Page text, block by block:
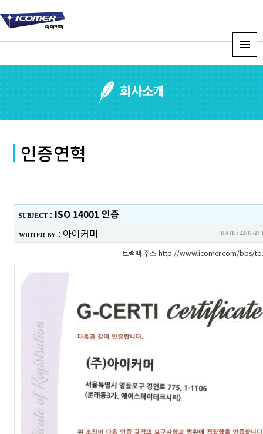
회사소개
인증연혁
SUBJECT: ISO 14001 인증
WRITER BY : 아이커머 DATE : 22-
트랙백 주소 http://www.icomer.com/bbs/